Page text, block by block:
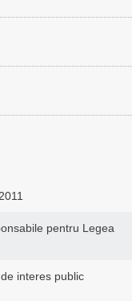
pentru Legea
interes public